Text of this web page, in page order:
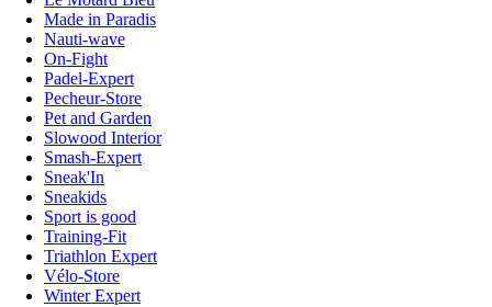
Made in Paradis
Nauti-wave
On-Fight
Padel-Expert
Pecheur-Store
Pet and Garden
Slowood Interior
Smash-Expert
Sneak'In
Sneakids
Sport is good
Training-Fit
Triathlon Expert
Vélo-Store
Winter Expert